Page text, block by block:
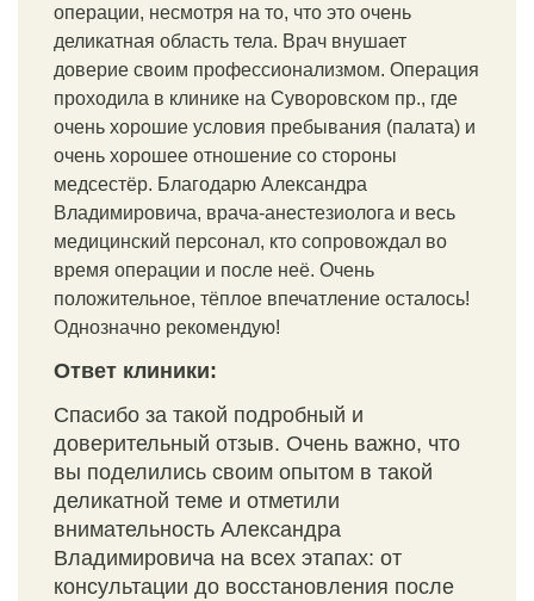
операции, несмотря на то, что это очень
деликатная область тела. Врач внушает
доверие своим профессионализмом. Операция
проходила в клинике на Суворовском пр., где
очень хорошие условия пребывания (палата) и
очень хорошее отношение со стороны
медсестёр. Благодарю Александра
Владимировича, врача-анестезиолога и весь
медицинский персонал, кто сопровождал во
время операции и после неё. Очень
положительное, тёплое впечатление осталось!
Однозначно рекомендую!
Ответ клиники:
Спасибо за такой подробный и
доверительный отзыв. Очень важно, что
вы поделились своим опытом в такой
деликатной теме и отметили
внимательность Александра
Владимировича на всех этапах: от
консультации до восстановления после